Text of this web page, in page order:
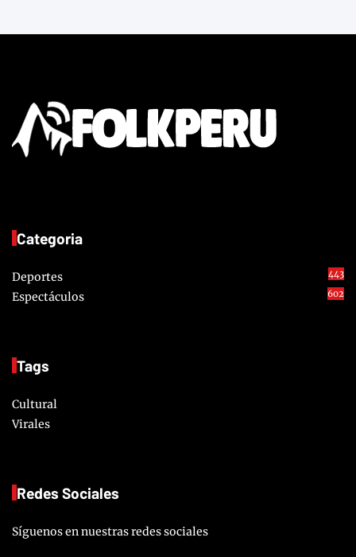
Categoria
Deportes 443
Espectáculos 602
Tags
Cultural
Virales
Redes Sociales
Síguenos en nuestras redes sociales